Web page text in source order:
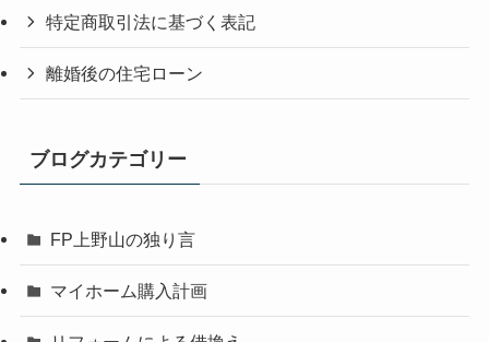
特定商取引法に基づく表記
離婚後の住宅ローン
ブログカテゴリー
FP上野山の独り言
マイホーム購入計画